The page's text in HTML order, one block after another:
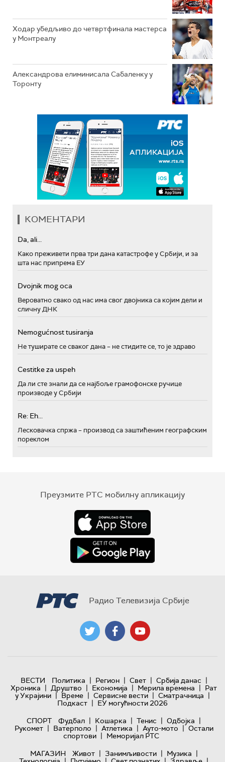
Ходар убедљиво до четвртфинала мастерса
у Монтреалу
Александрова елиминисала Сабаленку у
Торонту
КОМЕНТАРИ
Da, ali...
Како преживети прва три дана катастрофе у Србији, и за
шта нас припрема ЕУ
Dvojnik mog oca
Вероватно свако од нас има свог двојника са којим дели и
сличну ДНК
Nemogućnost tusiranja
Не туширате се сваког дана – не стидите се, то је здраво
Cestitke za uspeh
Да ли сте знали да се најбоље грамофонске ручице
производе у Србији
Re: Eh...
Лесковачка спржа – производ са заштићеним географским
пореклом
Преузмите РТС мобилну апликацију
Радио Телевизија Србије
ВЕСТИ Политика | Регион | Свет | Србија данас |
Хроника | Друштво | Економија | Мерила времена | Рат
у Украјини | Време | Сервисне вести | Сматрачница |
Подкаст | ЕУ могућности 2026
СПОРТ
Фудбал | Кошарка | Тенис | Одбојка |
Рукомет | Ватерполо | Атлетика | Ауто-мото | Остали
спортови | Меморијал РТС
МАГАЗИН
Живот | Занимљивости | Музика |